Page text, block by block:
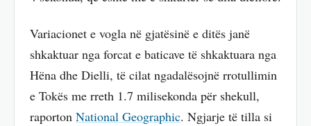
Variacionet e vogla në gjatësinë e ditës janë
shkaktuar nga forcat e baticave të shkaktuara nga
Hëna dhe Dielli, të cilat ngadalësojnë rrotullimin
e Tokës me rreth 1.7 milisekonda për shekull,
raporton National Geographic. Ngjarje të tilla si